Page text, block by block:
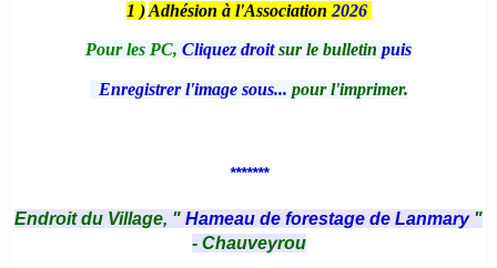
1 ) Adhésion à l'Association 2026
Pour les PC, Cliquez droitsur le bulletin puis
Enregistrer l'image sous... pour l'imprimer.
*******
Endroit du Village, " Hameau de forestage de Lanmary "
- Chauveyrou